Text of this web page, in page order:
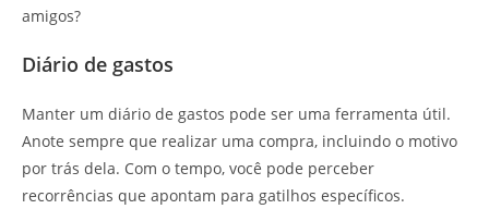
amigos?
Diário de gastos
Manter um diário de gastos pode ser uma ferramenta útil.
Anote sempre que realizar uma compra, incluindo o motivo
por trás dela. Com o tempo, você pode perceber
recorrências que apontam para gatilhos específicos.